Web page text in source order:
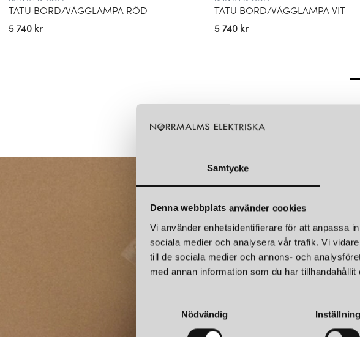
Samtycke
Denna webbplats använder cookies
Vi använder enhetsidentifierare för att anpassa
sociala medier och analysera vår trafik. Vi
till de sociala medier och annons- och
med annan information som du har
Nödvändig
TATU BORD/VÄGGLAMPA RÖD
5 740 kr
TATU BORD/VÄGGLAMPA VIT
5 740 kr